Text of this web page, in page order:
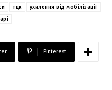
тцк
ухилення від мобілізації
Pinterest